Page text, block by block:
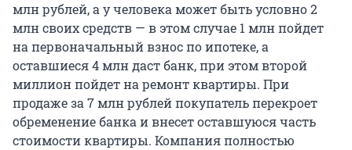
млн рублей, а у человека может быть условно 2
млн своих средств — в этом случае 1 млн пойдет
на первоначальный взнос по ипотеке, а
оставшиеся 4 млн даст банк, при этом второй
миллион пойдет на ремонт квартиры. При
продаже за 7 млн рублей покупатель перекроет
обременение банка и внесет оставшуюся часть
стоимости квартиры. Компания полностью